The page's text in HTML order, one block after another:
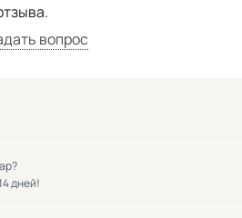
вопрос
дней!